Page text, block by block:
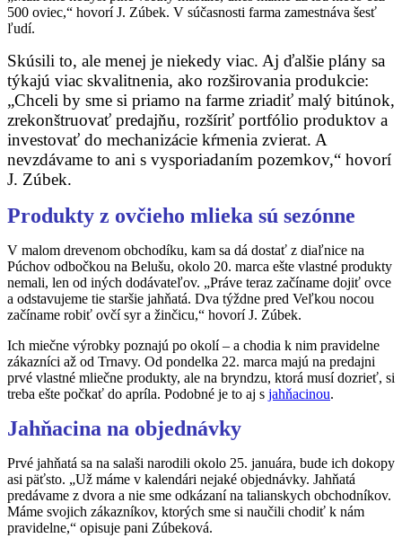
500 oviec,“ hovorí J. Zúbek. V súčasnosti farma zamestnáva šesť
ľudí.
Skúsili to, ale menej je niekedy viac. Aj ďalšie plány sa
týkajú viac skvalitnenia, ako rozširovania produkcie:
„Chceli by sme si priamo na farme zriadiť malý bitúnok,
zrekonštruovať predajňu, rozšíriť portfólio produktov a
investovať do mechanizácie kŕmenia zvierat. A
nevzdávame to ani s vysporiadaním pozemkov,“ hovorí
J. Zúbek.
Produkty z ovčieho mlieka sú sezónne
V malom drevenom obchodíku, kam sa dá dostať z diaľnice na
Púchov odbočkou na Belušu, okolo 20. marca ešte vlastné produkty
nemali, len od iných dodávateľov. „Práve teraz začíname dojiť ovce
a odstavujeme tie staršie jahňatá. Dva týždne pred Veľkou nocou
začíname robiť ovčí syr a žinčicu,“ hovorí J. Zúbek.
Ich miečne výrobky poznajú po okolí – a chodia k nim pravidelne
zákazníci až od Trnavy. Od pondelka 22. marca majú na predajni
prvé vlastné mliečne produkty, ale na bryndzu, ktorá musí dozrieť, si
treba ešte počkať do apríla. Podobné je to aj s jahňacinou.
Jahňacina na objednávky
Prvé jahňatá sa na salaši narodili okolo 25. januára, bude ich dokopy
asi päťsto. „Už máme v kalendári nejaké objednávky. Jahňatá
predávame z dvora a nie sme odkázaní na talianskych obchodníkov.
Máme svojich zákazníkov, ktorých sme si naučili chodiť k nám
pravidelne,“ opisuje pani Zúbeková.